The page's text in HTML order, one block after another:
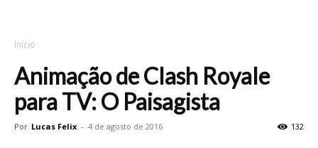
Início
Animação de Clash Royale
para TV: O Paisagista
Por Lucas Felix - 4 de agosto de 2016 132